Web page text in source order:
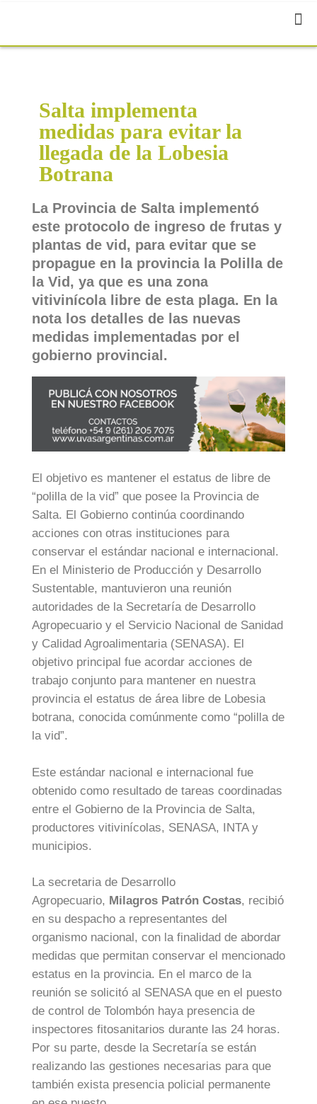
Salta implementa
medidas para evitar la
llegada de la Lobesia
Botrana
La Provincia de Salta implementó
este protocolo de ingreso de frutas y
plantas de vid, para evitar que se
propague en la provincia la Polilla de
la Vid, ya que es una zona
vitivinícola libre de esta plaga. En la
nota los detalles de las nuevas
medidas implementadas por el
gobierno provincial.
El objetivo es mantener el estatus de libre de
“polilla de la vid” que posee la Provincia de
Salta. El Gobierno continúa coordinando
acciones con otras instituciones para
conservar el estándar nacional e internacional.
En el Ministerio de Producción y Desarrollo
Sustentable, mantuvieron una reunión
autoridades de la Secretaría de Desarrollo
Agropecuario y el Servicio Nacional de Sanidad
y Calidad Agroalimentaria (SENASA). El
objetivo principal fue acordar acciones de
trabajo conjunto para mantener en nuestra
provincia el estatus de área libre de Lobesia
botrana, conocida comúnmente como “polilla de
la vid”.
Este estándar nacional e internacional fue
obtenido como resultado de tareas coordinadas
entre el Gobierno de la Provincia de Salta,
productores vitivinícolas, SENASA, INTA y
municipios.
La secretaria de Desarrollo
Agropecuario, Milagros Patrón Costas, recibió
en su despacho a representantes del
organismo nacional, con la finalidad de abordar
medidas que permitan conservar el mencionado
estatus en la provincia. En el marco de la
reunión se solicitó al SENASA que en el puesto
de control de Tolombón haya presencia de
inspectores fitosanitarios durante las 24 horas.
Por su parte, desde la Secretaría se están
realizando las gestiones necesarias para que
también exista presencia policial permanente